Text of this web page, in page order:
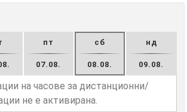
пт
07.08.
сб
08.08.
нд
09.08.
на часове за дистанционни/
не е активирана.